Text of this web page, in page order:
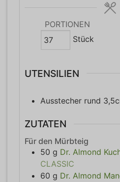
PORTIONEN
Stück
UTENSILIEN
Ausstecher rund
ZUTATEN
Für den Mürbteig
50 g Dr. Almond
CLASSIC
60 g Dr. Almond